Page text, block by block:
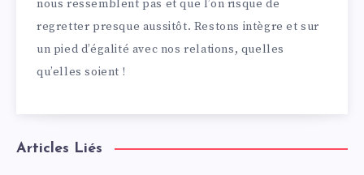
nous ressemblent pas et que l’on risque de
regretter presque aussitôt. Restons intègre et sur
un pied d’égalité avec nos relations, quelles
qu’elles soient !
Articles Liés